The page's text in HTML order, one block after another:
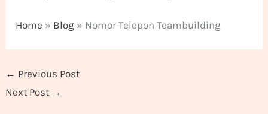
Home » Blog » Nomor Telepon Teambuilding
← Previous Post
Next Post →